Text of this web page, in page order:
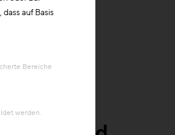
auf Basis
Bereiche
werden.